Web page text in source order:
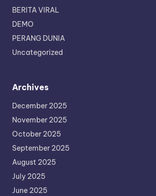
BERITA VIRAL
DEMO
PERANG DUNIA
Uncategorized
Archives
December 2025
November 2025
October 2025
September 2025
August 2025
July 2025
June 2025